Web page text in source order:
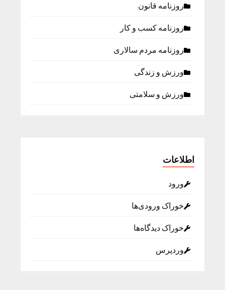
روزنامه قانون
روزنامه كسب و كار
روزنامه مردم سالاری
ورزش و زندگی
ورزش و سلامتی
اطلاعات
ورود
خوراک ورودی‌ها
خوراک دیدگاه‌ها
وردپرس